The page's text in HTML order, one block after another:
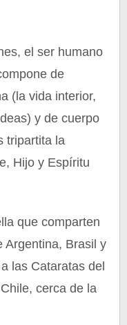
el ser humano
de
(la vida interior,
y de cuerpo
tripartita la
Hijo y Espíritu
que comparten
Argentina, Brasil y
las Cataratas del
cerca de la